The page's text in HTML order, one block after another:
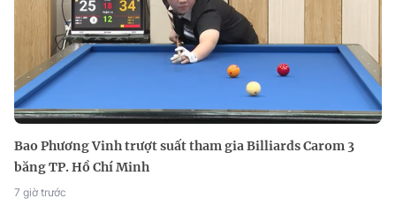
Bao Phương Vinh trượt suất tham gia Billiards Carom 3
băng TP. Hồ Chí Minh
7 giờ trước